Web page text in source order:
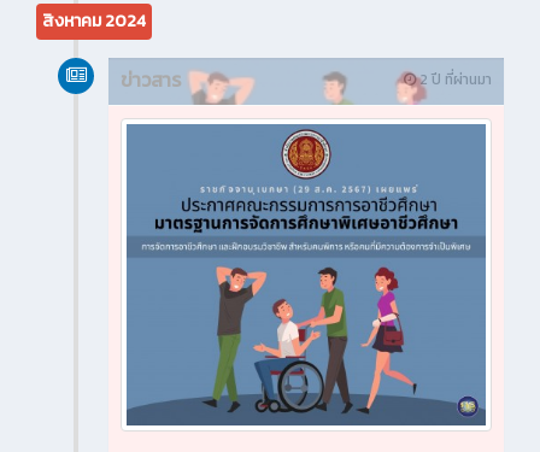
สิงหาคม 2024
2 ปี ที่ผ่านมา
ข่าวสาร